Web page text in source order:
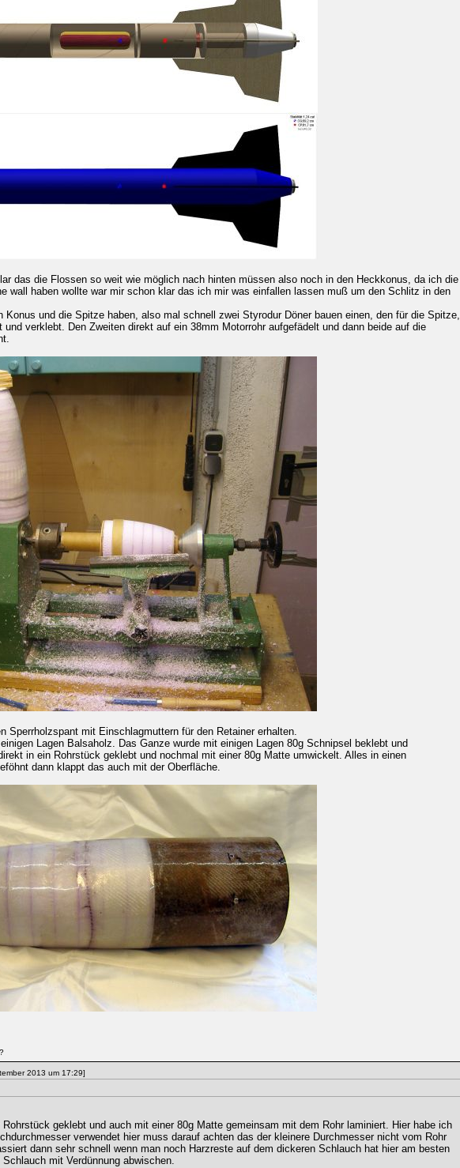
das die Flossen so weit wie möglich nach hinten müssen also noch in den Heckkonus, da ich die
wall haben wollte war mir schon klar das ich mir was einfallen lassen muß um den Schlitz in den
und die Spitze haben, also mal schnell zwei Styrodur Döner bauen einen, den für die Spitze,
verklebt. Den Zweiten direkt auf ein 38mm Motorrohr aufgefädelt und dann beide auf die
Sperrholzspant mit Einschlagmuttern für den Retainer erhalten.
Lagen Balsaholz. Das Ganze wurde mit einigen Lagen 80g Schnipsel beklebt und
in ein Rohrstück geklebt und nochmal mit einer 80g Matte umwickelt. Alles in einen
dann klappt das auch mit der Oberfläche.
2013 um 17:29]
geklebt und auch mit einer 80g Matte gemeinsam mit dem Rohr laminiert. Hier habe ich
verwendet hier muss darauf achten das der kleinere Durchmesser nicht vom Rohr
dann sehr schnell wenn man noch Harzreste auf dem dickeren Schlauch hat hier am besten
mit Verdünnung abwischen.